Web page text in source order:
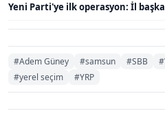
Yeni Parti'ye ilk operasyon: İl
#Adem Güney #samsun #SBB
#yerel seçim
#YRP